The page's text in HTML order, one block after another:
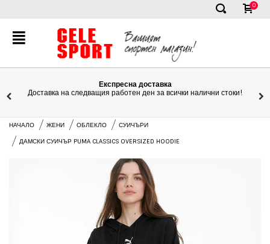
✕
0
Експресна доставка
Доставка на следващия работен ден за всички налични стоки!
НАЧАЛО ЖЕНИ ОБЛЕКЛО СУИЧЪРИ
ДАМСКИ СУИЧЪР PUMA CLASSICS OVERSIZED HOODIE